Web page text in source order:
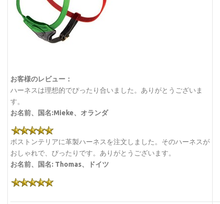
お客様のレビュー：
ハーネスは理想的でぴったり合いました。ありがとうございま
す。
お名前、国名:Mieke、オランダ
ボストンテリアに革製ハーネスを注文しました。そのハーネスが
おしゃれで、ぴったりです。ありがとうございます。
お名前、国名: Thomas、ドイツ